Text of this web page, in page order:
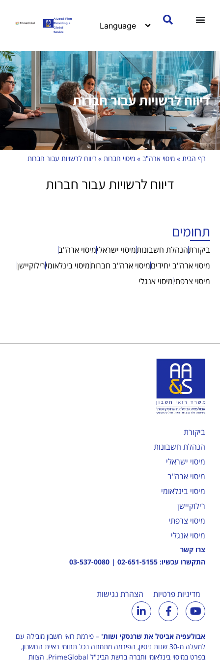
A Local Firm
Providing a
Global
Service
דיווח לרשויות עבור חברות
דף הבית » מיסוי ארה"ב » מיסוי חברות » דיווח לרשויות עבור חברות
דיווח לרשויות עבור חברות
תחומים
ביקורתהנהלת חשבונותמיסוי ישראלימיסוי ארה"ב
מיסוי ארה"ב יחידיםמיסוי ארה"ב חברותמיסוי בינלאומירילוקיישן
מיסוי צרפתימיסוי אנגלי
ביקורת
הנהלת חשבונות
מיסוי ישראלי
מיסוי ארה"ב
מיסוי בינלאומי
רילוקיישן
מיסוי צרפתי
מיסוי אנגלי
צרו קשר
התקשרו עכשיו: 02-651-5155
|
03-537-0080
מדיניות פרטיות הצהרת נגישות
אבולעפיה אביטל את שרנסקי ושות' – פירמת רואי חשבון מובילה עם
למעלה מ-30 שנות ניסיון, הפירמה מתמחה בכל תחומי ראיית החשבון,
בפרט במיסוי בינלאומי וחברה ברשת הבינ"ל PrimeGlobal. הצוות